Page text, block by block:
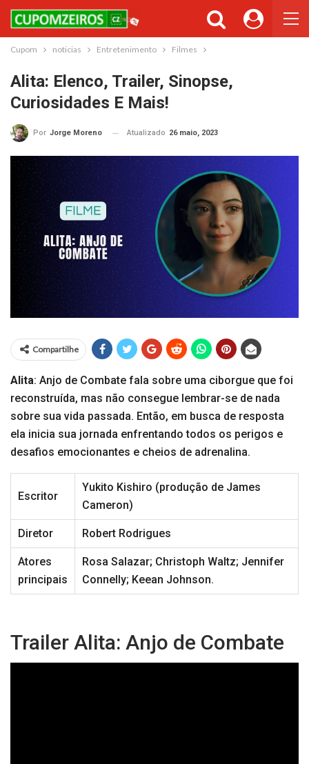
Cupom noticias Entretenimento Filmes
Alita: Elenco, Trailer, Sinopse,
Curiosidades E Mais!
Por Jorge Moreno Atualizado 26 maio, 2023
Compartilhe
Alita: Anjo de Combate fala sobre uma ciborgue que foi
reconstruída, mas não consegue lembrar-se de nada
sobre sua vida passada. Então, em busca de resposta
ela inicia sua jornada enfrentando todos os perigos e
desafios emocionantes e cheios de adrenalina.
Escritor
Yukito Kishiro (produção de James
Cameron)
Diretor Robert Rodrigues
Atores
principais
Rosa Salazar; Christoph Waltz; Jennifer
Connelly; Keean Johnson.
Trailer Alita: Anjo de Combate